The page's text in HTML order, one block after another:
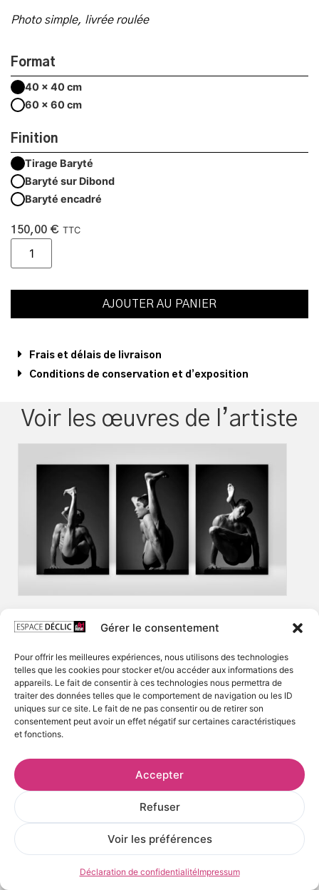
Gérer le consentement
Pour offrir les meilleures expériences, nous utilisons des technologies
telles que les cookies pour stocker et/ou accéder aux informations des
appareils. Le fait de consentir à ces technologies nous permettra de
traiter des données telles que le comportement de navigation ou les ID
uniques sur ce site. Le fait de ne pas consentir ou de retirer son
consentement peut avoir un effet négatif sur certaines caractéristiques
et fonctions.
Accepter
Refuser
Voir les préférences
Déclaration de confidentialitéImpressum
Photo simple, livrée roulée
Format
40 x 40 cm
60 x 60 cm
Finition
Tirage Baryté
Baryté sur Dibond
Baryté encadré
150,00 € TTC
AJOUTER AU PANIER
Frais et délais de livraison
Conditions de conservation et d’exposition
Voir les œuvres de l’artiste